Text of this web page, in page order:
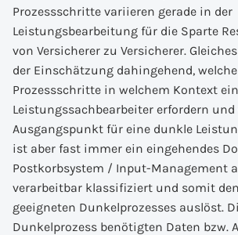
Prozessschritte variieren gerade in der
Leistungsbearbeitung für die Sparte
von Versicherer zu Versicherer.
der Einschätzung dahingehend,
Prozessschritte in welchem Kontext
Leistungssachbearbeiter erfordern
Ausgangspunkt für eine dunkle
ist aber fast immer ein eingehendes
Postkorbsystem / Input-Management
verarbeitbar klassifiziert und somit
geeigneten Dunkelprozesses auslöst.
Dunkelprozess benötigten Daten bzw.